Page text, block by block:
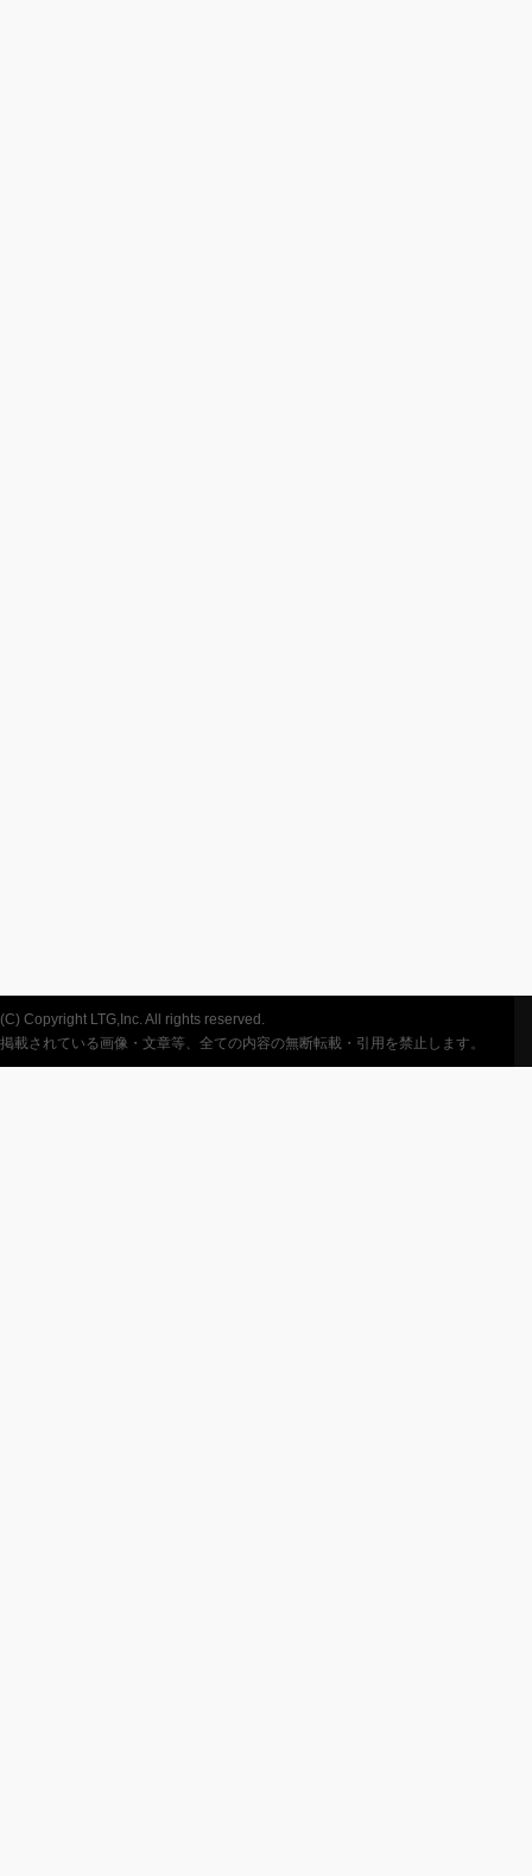
(C) Copyright LTG,Inc. All rights reserved.
掲載されている画像・文章等、全ての内容の無断転載・引用を禁止します。